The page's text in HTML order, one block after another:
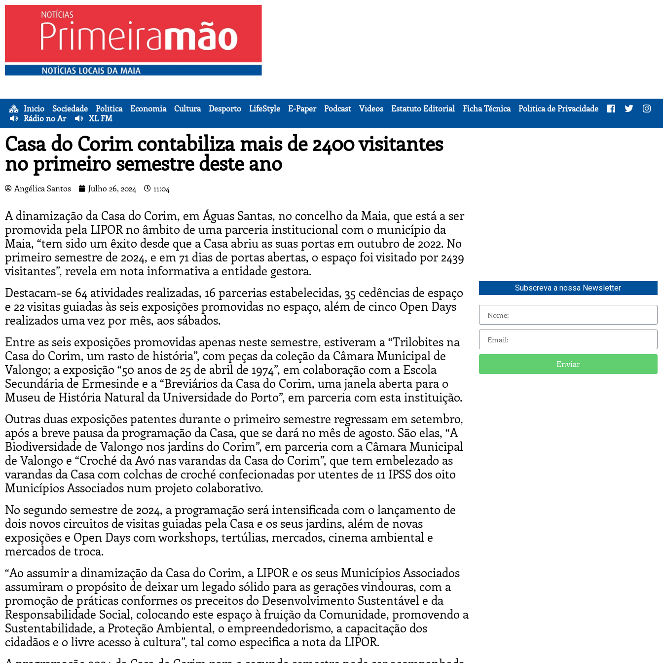
Início Sociedade Política Economia Cultura Desporto LifeStyle E-Paper Podcast Vídeos Estatuto Editorial Ficha Técnica
Política de Privacidade
Rádio no Ar
XL FM
Casa do Corim contabiliza mais de 2400 visitantes
no primeiro semestre deste ano
Angélica Santos Julho 26, 2024 11:04
A dinamização da Casa do Corim, em Águas Santas, no concelho da Maia, que está a ser
promovida pela LIPOR no âmbito de uma parceria institucional com o município da
Maia, “tem sido um êxito desde que a Casa abriu as suas portas em outubro de 2022. No
primeiro semestre de 2024, e em 71 dias de portas abertas, o espaço foi visitado por 2439
visitantes”, revela em nota informativa a entidade gestora.
Destacam-se 64 atividades realizadas, 16 parcerias estabelecidas, 35 cedências de espaço
e 22 visitas guiadas às seis exposições promovidas no espaço, além de cinco Open Days
realizados uma vez por mês, aos sábados.
Entre as seis exposições promovidas apenas neste semestre, estiveram a “Trilobites na
Casa do Corim, um rasto de história”, com peças da coleção da Câmara Municipal de
Valongo; a exposição “50 anos de 25 de abril de 1974”, em colaboração com a Escola
Secundária de Ermesinde e a “Breviários da Casa do Corim, uma janela aberta para o
Museu de História Natural da Universidade do Porto”, em parceria com esta instituição.
Outras duas exposições patentes durante o primeiro semestre regressam em setembro,
após a breve pausa da programação da Casa, que se dará no mês de agosto. São elas, “A
Biodiversidade de Valongo nos jardins do Corim”, em parceria com a Câmara Municipal
de Valongo e “Croché da Avó nas varandas da Casa do Corim”, que tem embelezado as
varandas da Casa com colchas de croché confecionadas por utentes de 11 IPSS dos oito
Municípios Associados num projeto colaborativo.
No segundo semestre de 2024, a programação será intensificada com o lançamento de
dois novos circuitos de visitas guiadas pela Casa e os seus jardins, além de novas
exposições e Open Days com workshops, tertúlias, mercados, cinema ambiental e
mercados de troca.
“Ao assumir a dinamização da Casa do Corim, a LIPOR e os seus Municípios Associados
assumiram o propósito de deixar um legado sólido para as gerações vindouras, com a
promoção de práticas conformes os preceitos do Desenvolvimento Sustentável e da
Responsabilidade Social, colocando este espaço à fruição da Comunidade, promovendo a
Sustentabilidade, a Proteção Ambiental, o empreendedorismo, a capacitação dos
cidadãos e o livre acesso à cultura”, tal como especifica a nota da LIPOR.
Subscreva a nossa Newsletter
Enviar